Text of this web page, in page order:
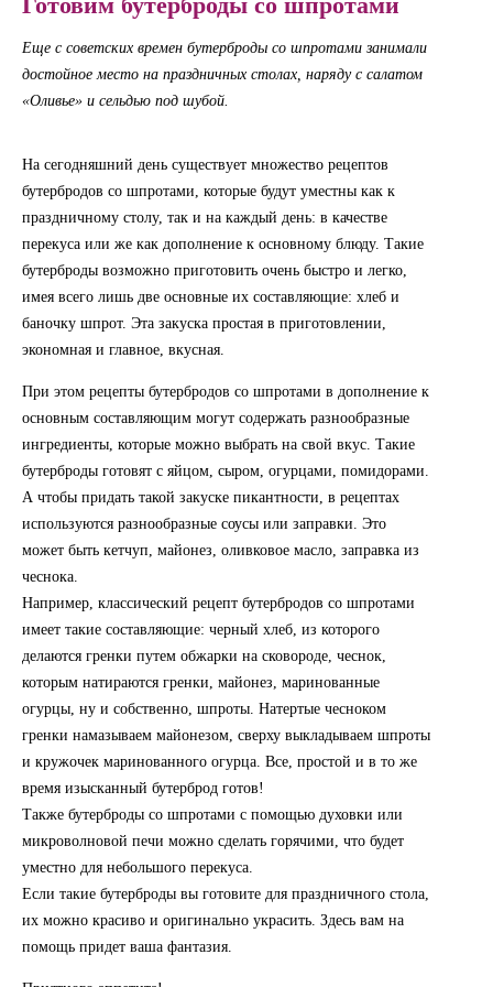
Еще с советских времен бутерброды со шпротами занимали
достойное место на праздничных столах, наряду с салатом
«Оливье» и сельдью под шубой.
На сегодняшний день существует множество рецептов
бутербродов со шпротами, которые будут уместны как к
праздничному столу, так и на каждый день: в качестве
перекуса или же как дополнение к основному блюду. Такие
бутерброды возможно приготовить очень быстро и легко,
имея всего лишь две основные их составляющие: хлеб и
баночку шпрот. Эта закуска простая в приготовлении,
экономная и главное, вкусная.
При этом рецепты бутербродов со шпротами в дополнение к
основным составляющим могут содержать разнообразные
ингредиенты, которые можно выбрать на свой вкус. Такие
бутерброды готовят с яйцом, сыром, огурцами, помидорами.
А чтобы придать такой закуске пикантности, в рецептах
используются разнообразные соусы или заправки. Это
может быть кетчуп, майонез, оливковое масло, заправка из
чеснока.
Например, классический рецепт бутербродов со шпротами
имеет такие составляющие: черный хлеб, из которого
делаются гренки путем обжарки на сковороде, чеснок,
которым натираются гренки, майонез, маринованные
огурцы, ну и собственно, шпроты. Натертые чесноком
гренки намазываем майонезом, сверху выкладываем шпроты
и кружочек маринованного огурца. Все, простой и в то же
время изысканный бутерброд готов!
Также бутерброды со шпротами с помощью духовки или
микроволновой печи можно сделать горячими, что будет
уместно для небольшого перекуса.
Если такие бутерброды вы готовите для праздничного стола,
их можно красиво и оригинально украсить. Здесь вам на
помощь придет ваша фантазия.